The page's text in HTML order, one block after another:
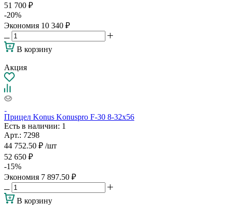
51 700 ₽
-20%
Экономия 10 340 ₽
В корзину
Акция
Прицел Konus Konuspro F-30 8-32x56
Есть в наличии: 1
Арт.: 7298
44 752.50 ₽ /шт
52 650 ₽
-15%
Экономия 7 897.50 ₽
В корзину